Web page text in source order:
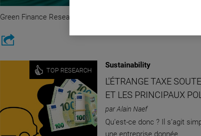
Green Finance Research Advances !
TOP RESEARCH
Sustainability
L'ÉTRANGE TAXE
ET LES PRINCIPAUX
par Alain Naef
Qu’est-ce donc ? Il s’agit
une entreprise donnée.